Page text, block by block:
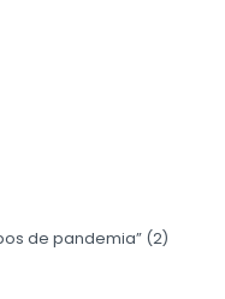
de pandemia” (2)